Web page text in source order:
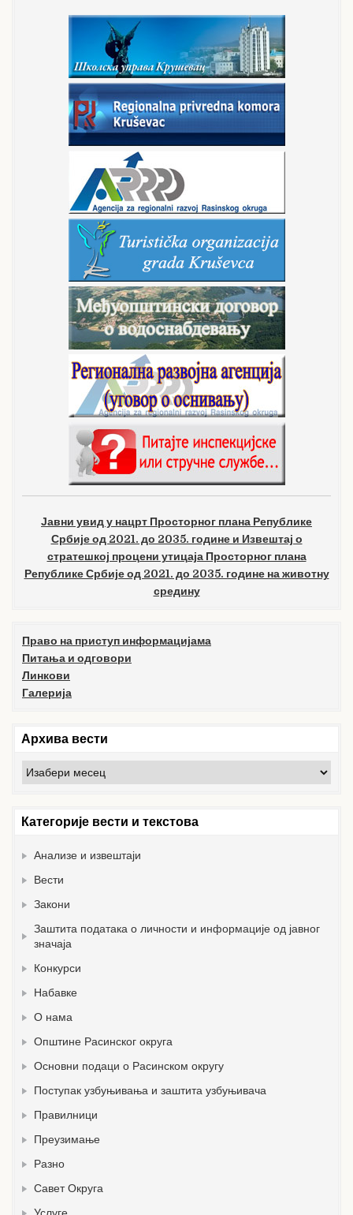
Јавни увид у нацрт Просторног плана Републике
Србије од 2021. до 2035. године и Извештај о
стратешкој процени утицаја Просторног плана
Републике Србије од 2021. до 2035. године на животну
средину
Право на приступ информацијама
Питања и одговори
Линкови
Галерија
Архива вести
Архива
вести
Категорије вести и текстова
Анализе и извештаји
Вести
Закони
Заштита података о личности и информације од јавног
значаја
Конкурси
Набавке
О нама
Општине Расинског округа
Основни подаци о Расинском округу
Поступак узбуњивања и заштита узбуњивача
Правилници
Преузимање
Разно
Савет Округа